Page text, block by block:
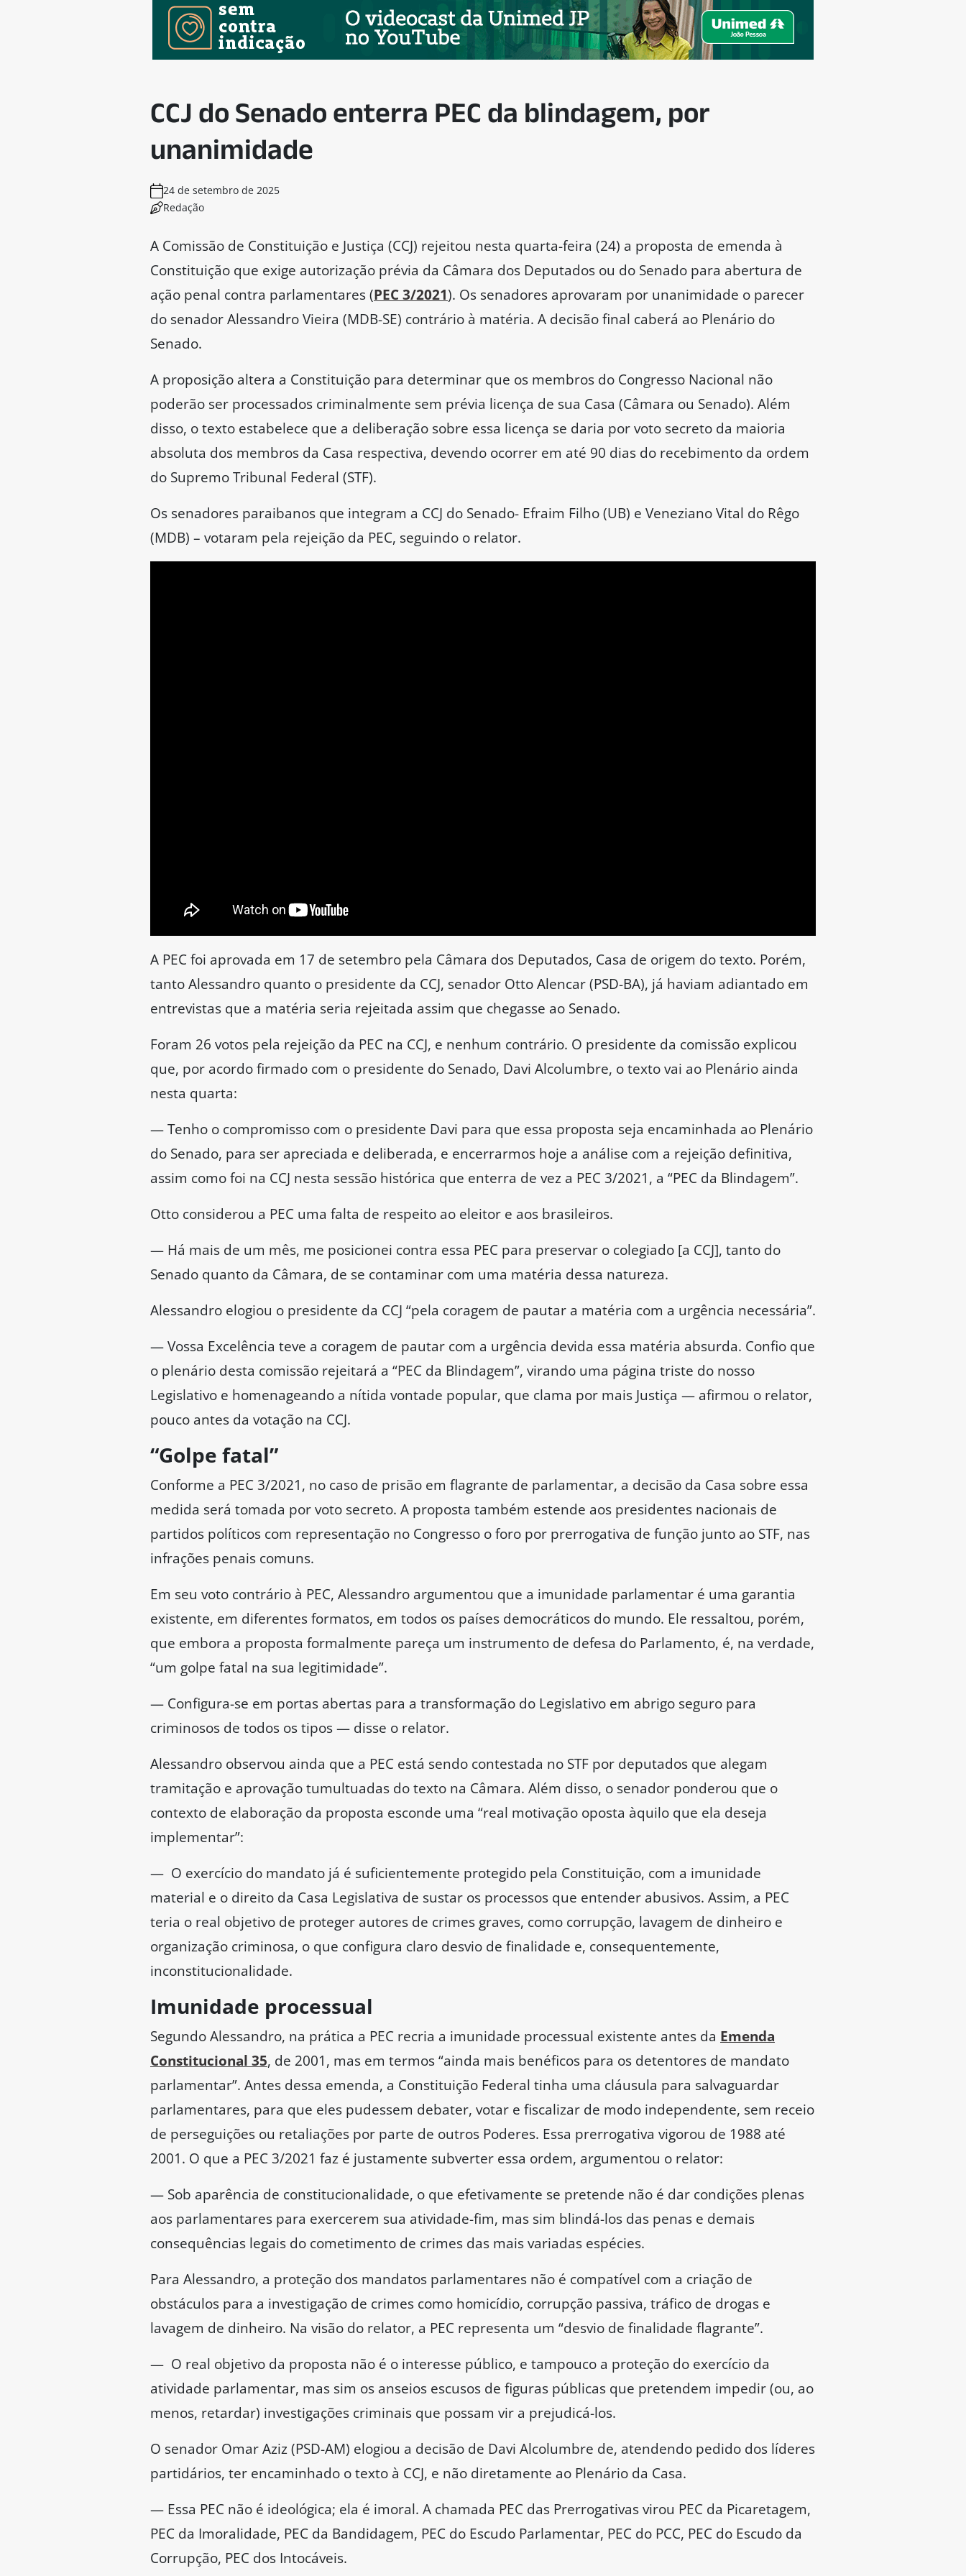
existente, em diferentes formatos, em todos os países democráticos do mundo. Ele ressaltou, porém,
que embora a proposta formalmente pareça um instrumento de defesa do Parlamento, é, na verdade,
“um golpe fatal na sua legitimidade”.
— Configura-se em portas abertas para a transformação do Legislativo em abrigo seguro para
criminosos de todos os tipos — disse o relator.
Alessandro observou ainda que a PEC está sendo contestada no STF por deputados que alegam
tramitação e aprovação tumultuadas do texto na Câmara. Além disso, o senador ponderou que o
contexto de elaboração da proposta esconde uma “real motivação oposta àquilo que ela deseja
— O exercício do mandato já é suficientemente protegido pela Constituição, com a imunidade
material e o direito da Casa Legislativa de sustar os processos que entender abusivos. Assim, a PEC
teria o real objetivo de proteger autores de crimes graves, como corrupção, lavagem de dinheiro e
organização criminosa, o que configura claro desvio de finalidade e, consequentemente,
Imunidade processual
Segundo Alessandro, na prática a PEC recria a imunidade processual existente antes daEmenda
Constitucional 35, de 2001, mas em termos “ainda mais benéficos para os detentores de mandato
parlamentar”. Antes dessa emenda, a Constituição Federal tinha uma cláusula para salvaguardar
parlamentares, para que eles pudessem debater, votar e fiscalizar de modo independente, sem receio
de perseguições ou retaliações por parte de outros Poderes. Essa prerrogativa vigorou de 1988 até
— Essa PEC não é ideológica; ela é imoral. A chamada PEC das Prerrogativas virou PEC da Picaretagem,
Corrupção, PEC dos Intocáveis.
O senador Jorge Seif (PL-SC) retirou pedido dele de voto em separado, alegando a pressão popular em
torno do tema. Ele apelou, no entanto, para que Otto Alencar coloque em votação a
veda o voto secreto em todas as deliberações do Poder Legislativo. O texto, de autoria de Seif, ainda
não tem relator.
“Erro de mão”
Do total de 27 titulares da CCJ, 23 se inscreveram para se pronunciar sobre o assunto. Um deles, o
senador Eduardo Girão (Novo-CE), manifestou o voto contrário à PEC.
Girão defendeu a transparência e disse que o texto vai na contramão dos anseios da população. O
senador criticou diversos pontos da proposta e afirmou que os deputados “erraram na mão” ao
— Essa PEC precisa ser enterrada hoje. A diferença entre o remédio e o veneno é a dose, e a iniciativa
voto secreto para admissão de processos. Há sete anos, o próprio Senado votou e aprovou o fim do
foro privilegiado.
O senador Sergio Moro (União-PR) ressaltou que tanto ele quanto sua esposa, a deputada Rosângela
Moro (União-SP), são contrários à PEC 3/2021 e considerou a rejeição do texto pelo Senado uma
resposta ao anseio da sociedade.
— Não podemos retroceder. Essa mudança da Constituição [aprovada em 2001] foi um avanço que
permitiu que processos represados contra políticos tivessem prosseguimento. Então, aprovar uma
mudança do texto como veio da Câmara seria um retrocesso inaceitável.
Moro ponderou, entretanto, que a imunidade material não está sendo plenamente respeitada no
penalmente, por quaisquer de suas opiniões, palavras e votos. O senador defendeu que a abrangência
da proteção seja somente para crimes contra a honra e pediu que a CCJ discuta o tema com
tranquilidade, em outro momento.
desmoraliza o mandato popular. Braga ressaltou que, imediatamente após a aprovação do texto na
Câmara, o partido dele se manifestou contrariamente à medida por meio de nota oficial.
Já o senador Oriovisto Guimarães (PSDB-PR) ressaltou que a Câmara merece o respeito dos senadores,
mas afirmou que os deputados cometeram um equívoco ao aprovar a proposta.
Sepultamento imediato
— Essa PEC tem de ser sepultada por unanimidade. É um escárnio com a população brasileira, e quem
defende esse tipo de proposta precisa olhar para os olhos da população.
O senador Carlos Portinho (PL-RJ) considerou a proposta “indecente” e disse que o texto não
filiado.
— Não é uma pauta da esquerda, da direita, ou do centro. É um absurdo para o país. O Senado é a
Casa Alta e delibera essas matérias com sensatez. Parem de fazer plataforma política em cima da
desgraça do povo, porque o texto foi aprovado na Câmara com voto favorável de deputados de apoio
ao governo.
Na opinião da senadora Eliziane Gama (PSD-MA), a PEC 3/2021 nasceu para criar um “muro de
popular contra o texto e disse não haver remédio para a proposta.
— O que não tem conserto nunca terá. Não adianta emenda, nem penduricalho. Precisamos enterrar
Congresso Nacional.
Para o senador Rogério Carvalho (PT-SE), o Congresso Nacional estaria passando “a abrigar
— Há um caminho de consenso de enterrar no dia de hoje essa PEC, que poderia ter o título de “PEC
da Blindagem”, “PEC da Bandidagem” ou tudo o que é de coisa ruim, já que ela cria um ambiente para
patrocinar iniciativas desta natureza.
CPI
Líder da Oposição no Senado, o senador Rogério Marinho (PL-RN) afirmou que a PEC 3/2021 “não é um
projeto da direita barrado pela esquerda” e adiantou que votaria favoravelmente ao relatório de
Alessandro Vieira e, consequentemente, pela rejeição da proposta.